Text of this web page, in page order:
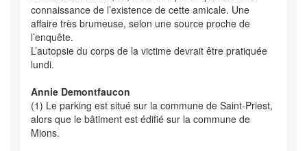
connaissance de l’existence de cette amicale. Une
affaire très brumeuse, selon une source proche de
l’enquête.
L’autopsie du corps de la victime devrait être pratiquée
lundi.
Annie Demontfaucon
(1) Le parking est situé sur la commune de Saint-Priest,
alors que le bâtiment est édifié sur la commune de
Mions.